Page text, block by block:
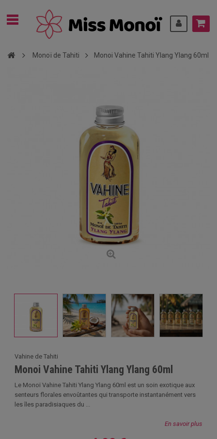
Monoï de Tahiti Monoi Vahine Tahiti Ylang Ylang 60ml
Vahine de Tahiti
Monoi Vahine Tahiti Ylang Ylang 60ml
Le Monoï Vahine Tahiti Ylang Ylang 60ml est un soin exotique aux
senteurs florales envoûtantes qui transporte instantanément vers
les îles paradisiaques du ...
En savoir plus